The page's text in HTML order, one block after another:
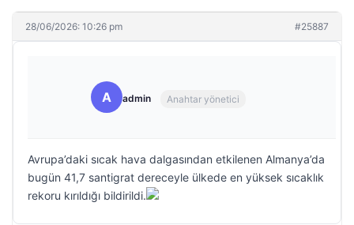
28/06/2026: 10:26 pm #25887
A admin Anahtar yönetici
Avrupa’daki sıcak hava dalgasından etkilenen Almanya’da
bugün 41,7 santigrat dereceyle ülkede en yüksek sıcaklık
rekoru kırıldığı bildirildi.